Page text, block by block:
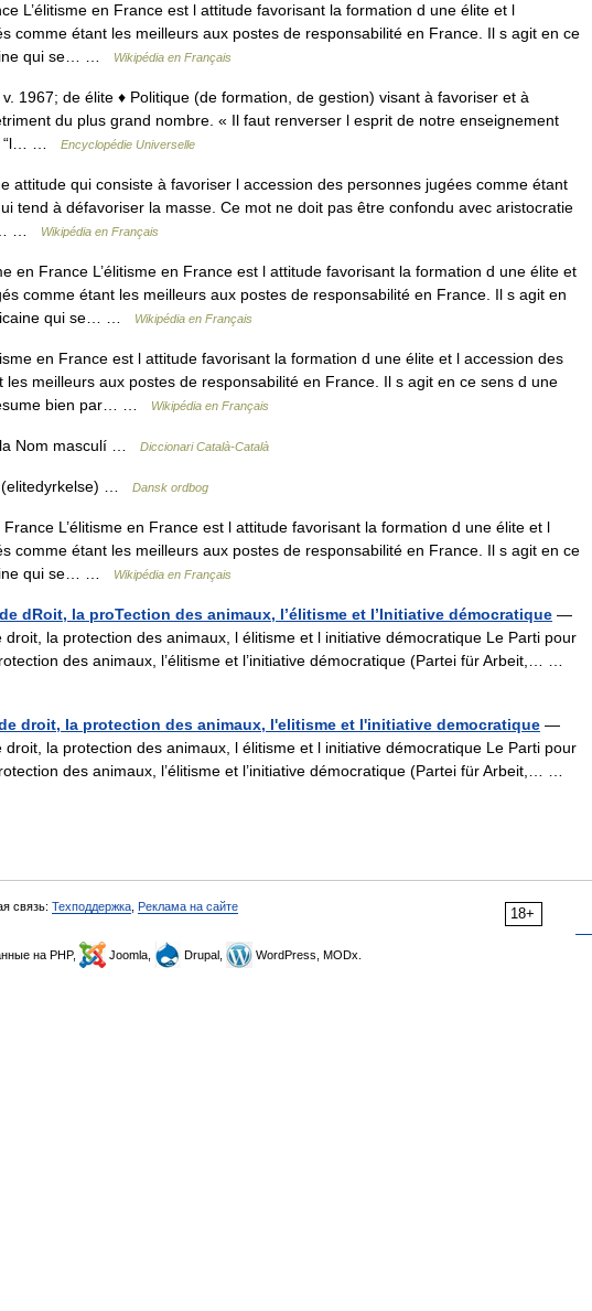
L’élitisme en France est l attitude favorisant la formation d une élite et l
comme étant les meilleurs aux postes de responsabilité en France. Il s agit en ce
qui se… …
Wikipédia en Français
1967; de élite ♦ Politique (de formation, de gestion) visant à favoriser et à
du plus grand nombre. « Il faut renverser l esprit de notre enseignement
“l… …
Encyclopédie Universelle
attitude qui consiste à favoriser l accession des personnes jugées comme étant
tend à défavoriser la masse. Ce mot ne doit pas être confondu avec aristocratie
…
Wikipédia en Français
en France L’élitisme en France est l attitude favorisant la formation d une élite et
comme étant les meilleurs aux postes de responsabilité en France. Il s agit en
qui se… …
Wikipédia en Français
en France est l attitude favorisant la formation d une élite et l accession des
les meilleurs aux postes de responsabilité en France. Il s agit en ce sens d une
bien par… …
Wikipédia en Français
Nom masculí … Diccionari Català-Català
… Dansk ordbog
L’élitisme en France est l attitude favorisant la formation d une élite et l
comme étant les meilleurs aux postes de responsabilité en France. Il s agit en ce
qui se… …
Wikipédia en Français
dRoit, la proTection des animaux, l’élitisme et l’Initiative démocratique —
droit, la protection des animaux, l élitisme et l initiative démocratique Le Parti pour
des animaux, l’élitisme et l’initiative démocratique (Partei für Arbeit,… …
droit, la protection des animaux, l'elitisme et l'initiative democratique —
droit, la protection des animaux, l élitisme et l initiative démocratique Le Parti pour
des animaux, l’élitisme et l’initiative démocratique (Partei für Arbeit,… …
18+
связь: Техподдержка Реклама на сайте
на PHP, Joomla, Drupal, WordPress, MODx.